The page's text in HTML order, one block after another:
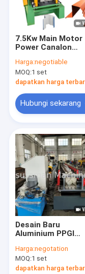
Tentang kami
Tur Pabrik
Hubungi kami
Berita
Mesin
Stud dan lagu
CZ Purlin Roll
Shutter Pintu
Rack Roll
7.5Kw Main Motor
Power Canalon
Roll Forming
Untuk Guttering
Tepat
Harga:negotiable
MOQ:1 set
dapatkan harga
Hubungi sekarang
Desain Baru
Aluminium PPGI
gaya Tile Ridge
Capping Valley
Gutter Roll
Harga:negotation
MOQ:1 set
dapatkan harga